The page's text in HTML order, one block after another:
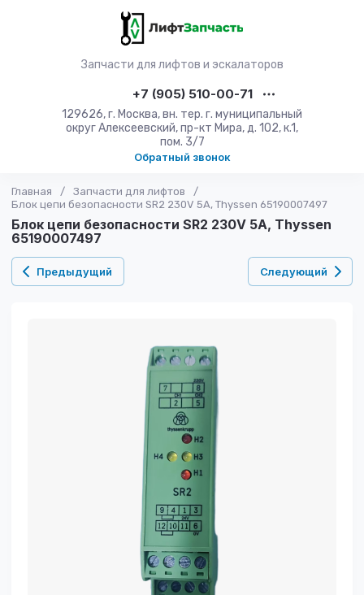
Запчасти для лифтов и эскалаторов
+7 (905) 510-00-71
129626, г. Москва, вн. тер. г. муниципальный
округ Алексеевский, пр-кт Мира, д. 102, к.1,
пом. 3/7
Обратный звонок
Главная / Запчасти для лифтов
/
Блок цепи безопасности SR2 230V 5A, Thyssen 65190007497
Блок цепи безопасности SR2 230V 5A, Thyssen
65190007497
Предыдущий Следующий